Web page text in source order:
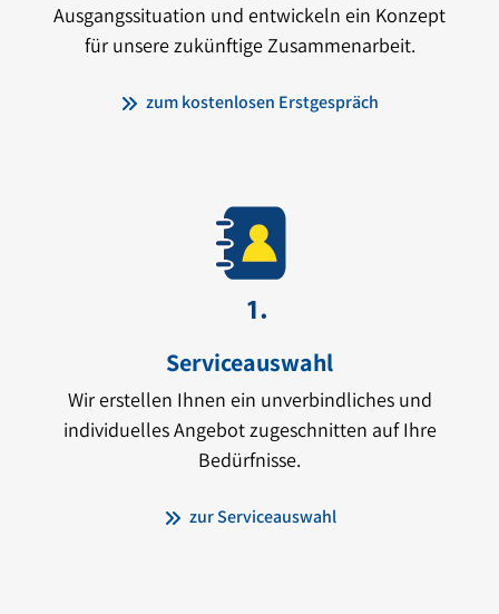
Ausgangssituation und entwickeln ein Konzept
für unsere zukünftige Zusammenarbeit.
zum kostenlosen Erstgespräch
Serviceauswahl
Wir erstellen Ihnen ein unverbindliches und
individuelles Angebot zugeschnitten auf Ihre
Bedürfnisse.
zur Serviceauswahl